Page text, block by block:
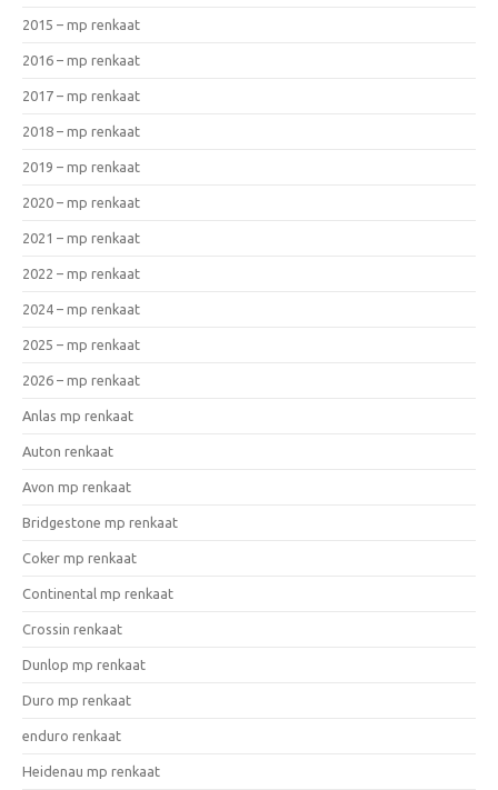
2015 – mp renkaat
2016 – mp renkaat
2017 – mp renkaat
2018 – mp renkaat
2019 – mp renkaat
2020 – mp renkaat
2021 – mp renkaat
2022 – mp renkaat
2024 – mp renkaat
2025 – mp renkaat
2026 – mp renkaat
Anlas mp renkaat
Auton renkaat
Avon mp renkaat
Bridgestone mp renkaat
Coker mp renkaat
Continental mp renkaat
Crossin renkaat
Dunlop mp renkaat
Duro mp renkaat
enduro renkaat
Heidenau mp renkaat